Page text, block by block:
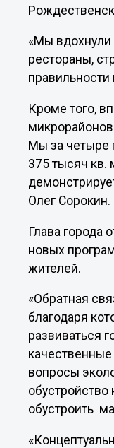
«Мы вдохнули
рестораны,
Кроме того,
Мы за четыре
375 тысяч кв.
Олег Сорокин.
Глава города
новых
жителей.
«Обратная
благодаря
развиваться
вопросы
обустроить